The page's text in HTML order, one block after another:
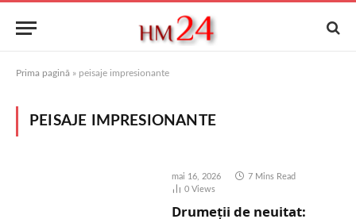
Prima pagină » peisaje impresionante
PEISAJE IMPRESIONANTE
mai 16, 2026
7 Mins Read
0 Views
Drumeții de neuitat: